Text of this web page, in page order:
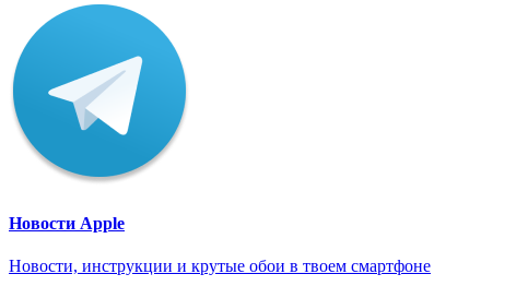
Новости Apple
Новости, инструкции и крутые обои в твоем смартфоне